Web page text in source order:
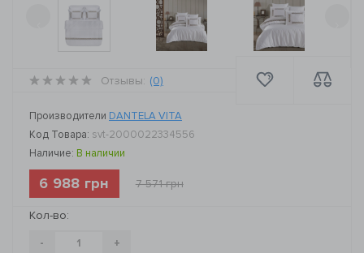
Отзывы: (0)
Производители DANTELA VITA
Код Товара: svt-2000022334556
Наличие: В наличии
6 988 грн 7 571 грн
Кол-во:
- +